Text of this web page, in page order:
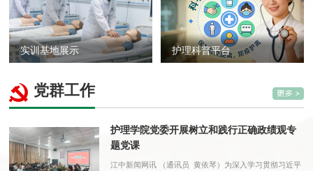
实训基地展示 护理科普平台
党群工作
护理学院党委开展树立和践行正确政绩观专
题党课
江中新闻网讯 （通讯员 黄依琴）为深入学习贯彻习近平